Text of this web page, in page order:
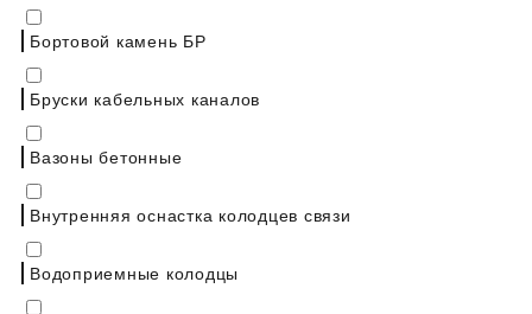
Бортовой камень БР
Бруски кабельных каналов
Вазоны бетонные
Внутренняя оснастка колодцев связи
Водоприемные колодцы